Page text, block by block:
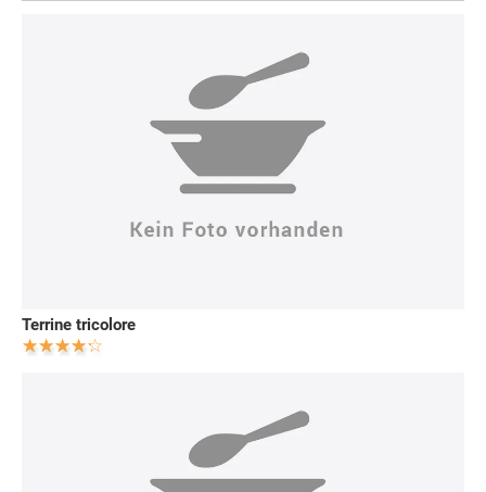
Terrine tricolore